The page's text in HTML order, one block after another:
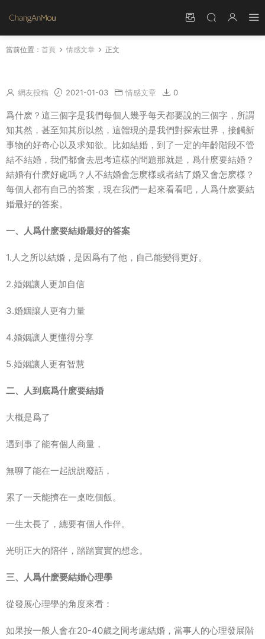
當前位置： 首頁 情感文章 正文
網友投稿 2021-01-03 情感文章 0
爲什麽？這三個字是我們每個人幾乎每天都要說的三個字，所謂
知其然，甚至知其所以然，這體現的是我們對探索世界，接觸新
事物的好奇心以及求知欲。比如結婚，到了一定的年齡階段不管
結不結婚，我們都會去思考這樣的問題那就是，爲什麽要結婚？
結婚有什麽好處嗎？人不結婚會怎麽樣或者結了婚又會怎麽樣？
每個人都有自己的答案，現在我們一起來看看吧，人爲什麽要結
婚最好的答案。
一、人爲什麽要結婚最好的答案
1.人之所以結婚，是因爲有了他，自己能變得更好。
2.婚姻讓人更加自信
3.婚姻讓人更有力量
4.婚姻讓人更懂得分享
5.婚姻讓人更有智慧
二、人到底爲什麽要結婚
大概是爲了
遇到事了能有個人商量，
無聊了能在一起說說廢話，
累了一天能擠在一桌吃個飯。
一生太長了，總要有個人作伴。
光明正大的陪伴，踏踏實實的想念。
三、人爲什麽要結婚心理學
從發展心理學的角度來看：
如果按一般人會在20-40歲之間考慮結婚，當事人的心理發展階